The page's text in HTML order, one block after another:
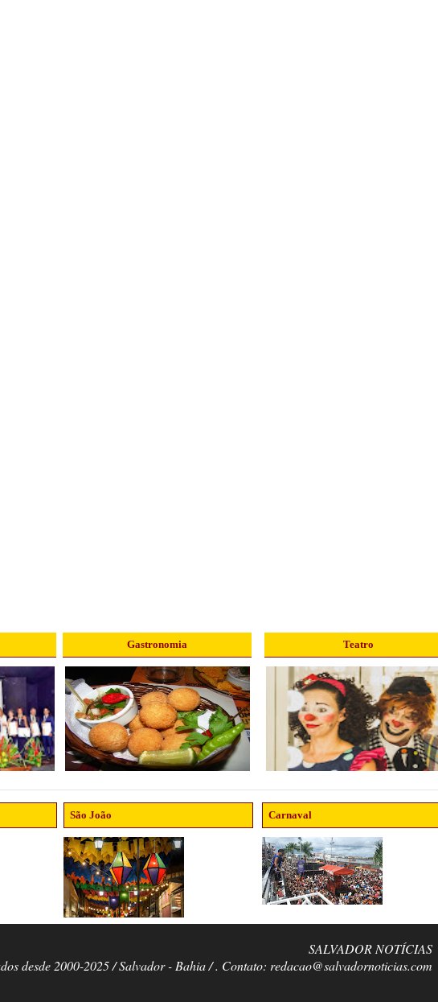
Gastronomia Teatro
São João Carnaval
SALVADOR NOTÍCIAS
desde 2000-2025 / Salvador - Bahia / . Contato: redacao@salvadornoticias.com